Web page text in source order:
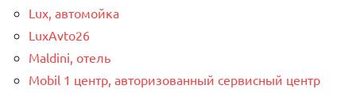
Lux, автомойка
LuxAvto26
Maldini, отель
Mobil 1 центр, авторизованный сервисный центр